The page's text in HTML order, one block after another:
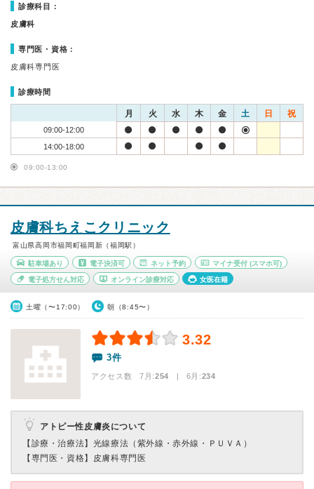
診療科目：
皮膚科
専門医・資格：
皮膚科専門医
診療時間
月 火 水 木 金 土 日 祝
09:00-12:00
14:00-18:00
09:00-13:00
皮膚科ちえこクリニック
富山県高岡市福岡町福岡新（福岡駅）
駐車場あり 電子決済可 ネット予約 マイナ受付 (スマホ可)
電子処方せん対応 オンライン診療対応 女医在籍
土曜（〜17:00） 朝（8:45〜）
3.32
3件
アクセス数 7月:254 | 6月:234
アトピー性皮膚炎について
【診療・治療法】 光線療法（紫外線・赤外線・ＰＵＶＡ）
【専門医・資格】 皮膚科専門医